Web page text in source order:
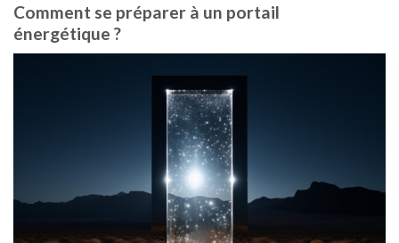
Comment se préparer à un portail
énergétique ?